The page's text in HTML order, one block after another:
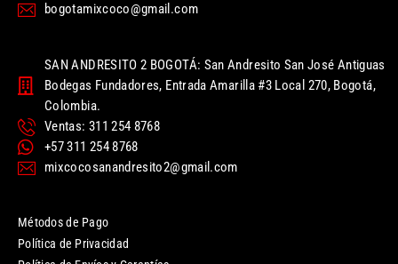
bogotamixcoco@gmail.com
SAN ANDRESITO 2 BOGOTÁ: San Andresito San José Antiguas
Bodegas Fundadores, Entrada Amarilla #3 Local 270, Bogotá,
Colombia.
Ventas: 311 254 8768
+57 311 254 8768
mixcocosanandresito2@gmail.com
Métodos de Pago
Política de Privacidad